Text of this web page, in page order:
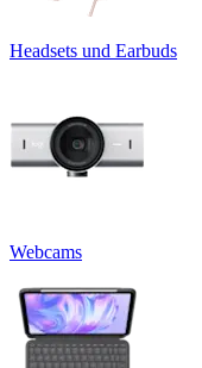
Headsets und Earbuds
Webcams